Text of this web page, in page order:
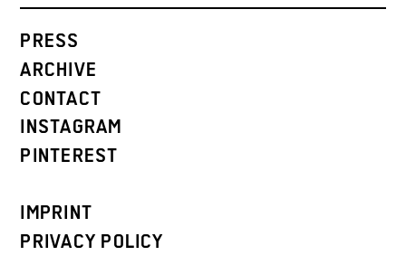
PRESS
ARCHIVE
CONTACT
INSTAGRAM
PINTEREST
IMPRINT
PRIVACY POLICY